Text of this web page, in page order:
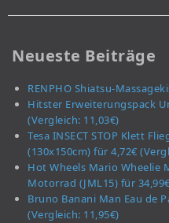
Neueste Beiträge
RENPHO Shiatsu-
Hitster Erweiterungspack
(Vergleich: 11,03€)
Tesa INSECT STOP Klett
(130x150cm) für 4,72€
Hot Wheels Mario Wheelie
Motorrad (JML15) für
Bruno Banani Man Eau de
(Vergleich: 11,95€)